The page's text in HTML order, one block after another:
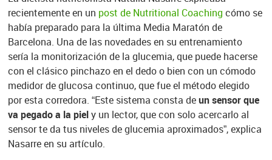
recientemente en un post de Nutritional Coaching cómo se
había preparado para la última Media Maratón de
Barcelona. Una de las novedades en su entrenamiento
sería la monitorización de la glucemia, que puede hacerse
con el clásico pinchazo en el dedo o bien con un cómodo
medidor de glucosa continuo, que fue el método elegido
por esta corredora. “Este sistema consta deun sensor que
va pegado a la piely un lector, que con solo acercarlo al
sensor te da tus niveles de glucemia aproximados”, explica
Nasarre en su artículo.